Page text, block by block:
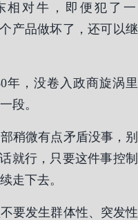
相对牛，即便犯了一
产品做坏了，还可以继
年，没卷入政商旋涡里
段。
稍微有点矛盾没事，别
就行，只要这件事控制
走下去。
要发生群体性、突发性